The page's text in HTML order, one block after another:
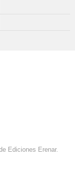
Ediciones Erenar.